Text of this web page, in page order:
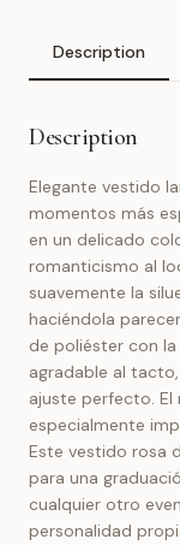
Description
Description
Elegante vestido
momentos más
en un delicado
romanticismo al
suavemente la
haciéndola
de poliéster con
agradable al
ajuste perfecto. El
especialmente
Este vestido rosa
para una
cualquier otro
personalidad